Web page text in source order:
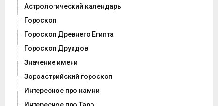
Астрологический календарь
Гороскоп
Гороскоп Древнего Египта
Гороскоп Друидов
Значение имени
Зороастрийский гороскоп
Интересное про камни